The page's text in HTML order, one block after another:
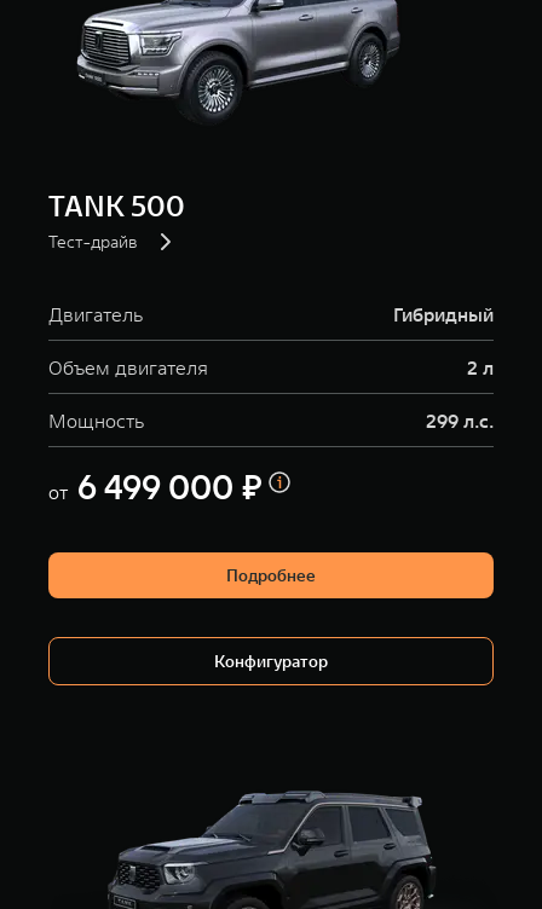
TANK 500
Тест-драйв
Двигатель Гибридный
Объем двигателя 2 л
Мощность 299 л.с.
от 6 499 000 ₽
Подробнее
Конфигуратор